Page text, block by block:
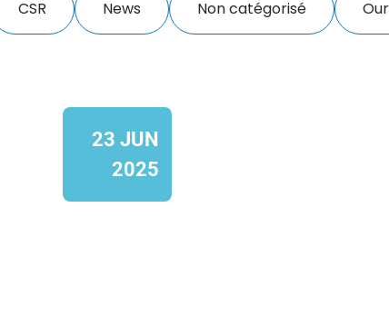
CSR News Non catégorisé
23 JUN
2025